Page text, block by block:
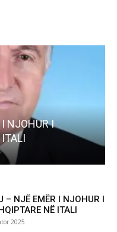
Gjin Musa-Rome-
– NJË EMËR I NJOHUR I
NË ITALI
2025